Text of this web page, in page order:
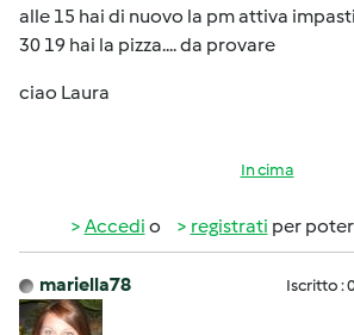
alle 15 hai di nuovo la pm attiva
30 19 hai la pizza.... da provare
ciao Laura
In cima
Accedi o registrati per
mariella78 Iscritto :